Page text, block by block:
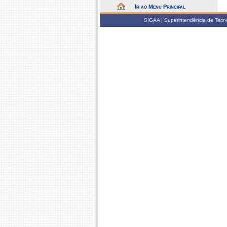
Ir ao Menu Principal
SIGAA | Superintendência de